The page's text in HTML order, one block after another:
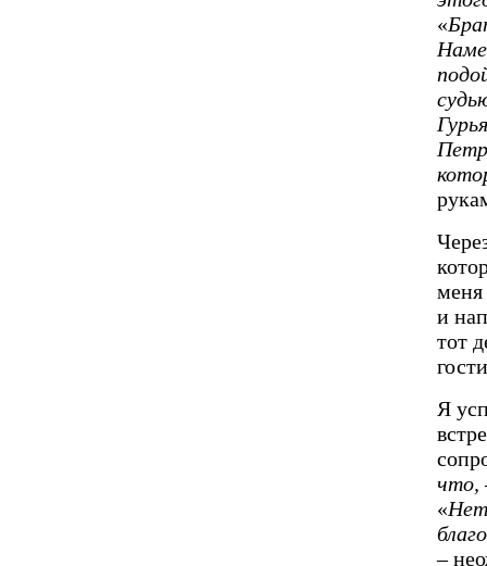
«
и
тот
Я
что,
«
–